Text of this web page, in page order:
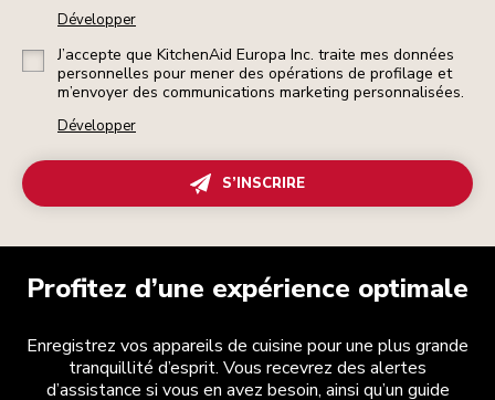
Développer
J’accepte que KitchenAid Europa Inc. traite mes données
personnelles pour mener des opérations de profilage et
m’envoyer des communications marketing personnalisées.
Développer
S’INSCRIRE
Profitez d’une expérience optimale
Enregistrez vos appareils de cuisine pour une plus grande
tranquillité d’esprit. Vous recevrez des alertes
d’assistance si vous en avez besoin, ainsi qu’un guide